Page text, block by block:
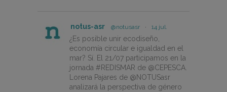
notus-asr @notusasr · 14 jul.
¿Es posible unir ecodiseño,
economía circular e igualdad en el
mar? Sí. El 21/07 participamos en la
jornada #REDISMAR de @CEPESCA.
Lorena Pajares de @NOTUSasr
analizará la perspectiva de género